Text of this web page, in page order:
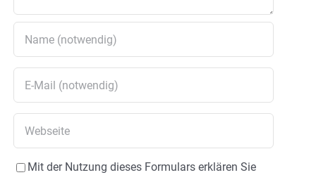
Mit der Nutzung dieses Formulars erklären Sie